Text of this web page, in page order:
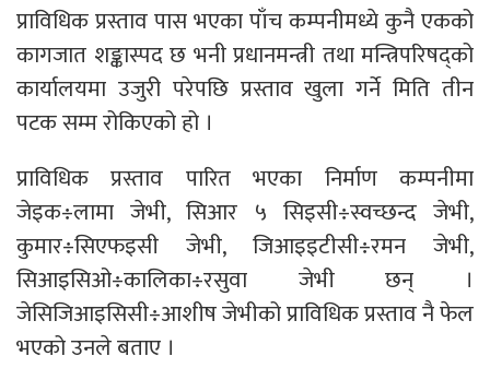
प्राविधिक प्रस्ताव पास भएका पाँच कम्पनीमध्ये कुनै एकको
कागजात शङ्कास्पद छ भनी प्रधानमन्त्री तथा मन्त्रिपरिषद्को
कार्यालयमा उजुरी परेपछि प्रस्ताव खुला गर्ने मिति तीन
पटक सम्म रोकिएको हो ।
प्राविधिक प्रस्ताव पारित भएका निर्माण कम्पनीमा
जेइक÷लामा जेभी, सिआर ५ सिइसी÷स्वच्छन्द जेभी,
कुमार÷सिएफइसी जेभी, जिआइइटीसी÷रमन जेभी,
सिआइसिओ÷कालिका÷रसुवा जेभी छन् ।
जेसिजिआइसिसी÷आशीष जेभीको प्राविधिक प्रस्ताव नै फेल
भएको उनले बताए ।